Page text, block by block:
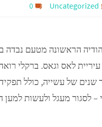
Uncategorized
0
2024 לראשות עיריית לאס וגאס.
שנים של עשייה, כולל
לסגור מעגל ולעשות למען